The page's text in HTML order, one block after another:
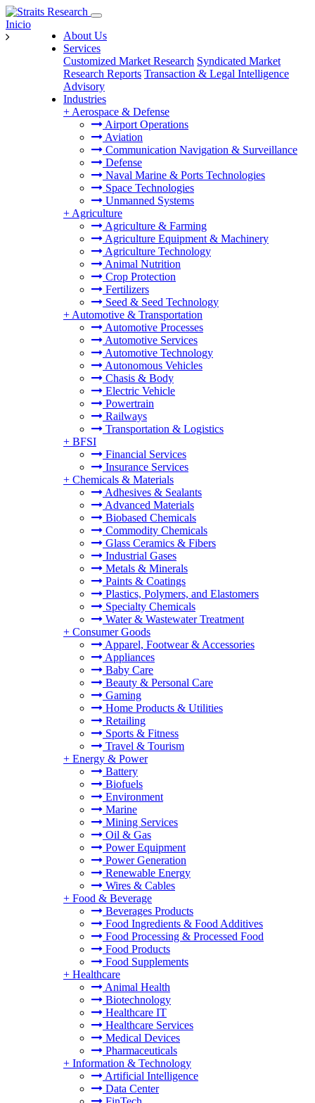
About Us
Services
Customized Market Research Syndicated Market
Research Reports Transaction & Legal Intelligence
Advisory
Industries
+ Aerospace & Defense
Airport Operations
Aviation
Communication Navigation & Surveillance
Defense
Naval Marine & Ports Technologies
Space Technologies
Unmanned Systems
+ Agriculture
Agriculture & Farming
Agriculture Equipment & Machinery
Agriculture Technology
Animal Nutrition
Crop Protection
Fertilizers
Seed & Seed Technology
+ Automotive & Transportation
Automotive Processes
Automotive Services
Automotive Technology
Autonomous Vehicles
Chasis & Body
Electric Vehicle
Powertrain
Railways
Transportation & Logistics
+ BFSI
Financial Services
Insurance Services
+ Chemicals & Materials
Adhesives & Sealants
Advanced Materials
Biobased Chemicals
Commodity Chemicals
Glass Ceramics & Fibers
Industrial Gases
Metals & Minerals
Paints & Coatings
Plastics, Polymers, and Elastomers
Specialty Chemicals
Water & Wastewater Treatment
+ Consumer Goods
Apparel, Footwear & Accessories
Appliances
Baby Care
Beauty & Personal Care
Gaming
Home Products & Utilities
Retailing
Sports & Fitness
Travel & Tourism
+ Energy & Power
Battery
Biofuels
Environment
Marine
Mining Services
Oil & Gas
Power Equipment
Power Generation
Renewable Energy
Wires & Cables
+ Food & Beverage
Beverages Products
Food Ingredients & Food Additives
Food Processing & Processed Food
Food Products
Food Supplements
+ Healthcare
Animal Health
Biotechnology
Healthcare IT
Healthcare Services
Medical Devices
Pharmaceuticals
+ Information & Technology
Artificial Intelligence
Data Center
Inicio